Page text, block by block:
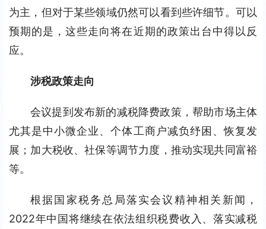
为主，但对于某些领域仍然可以看到些许细节。可以
预期的是，这些走向将在近期的政策出台中得以反
应。
涉税政策走向
会议提到发布新的减税降费政策，帮助市场主体
尤其是中小微企业、个体工商户减负纾困、恢复发
展；加大税收、社保等调节力度，推动实现共同富裕
等。
根据国家税务总局落实会议精神相关新闻，
2022年中国将继续在依法组织税费收入、落实减税